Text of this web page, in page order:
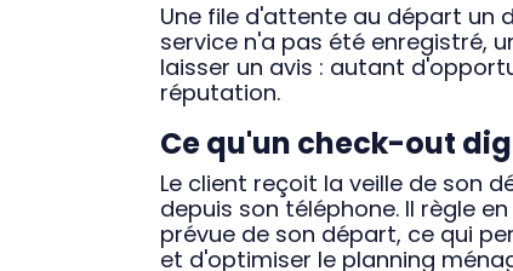
Une file d'attente au départ un
service n'a pas été enregistré,
laisser un avis : autant
réputation.
Ce qu'un check-out
Le client reçoit la veille de son
depuis son téléphone. Il règle
prévue de son départ, ce qui
et d'optimiser le planning